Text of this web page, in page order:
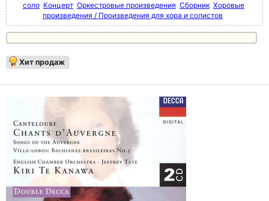
соло Концерт Оркестровые произведения Сборник Хоровые
произведения / Произведения для хора и солистов
Хит продаж